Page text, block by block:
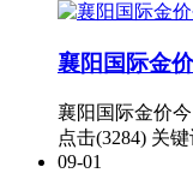
襄阳国际金
襄阳国际金价
点击(3284) 关键
09-01